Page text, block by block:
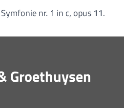
nr. 1 in c, opus 11.
Groethuysen